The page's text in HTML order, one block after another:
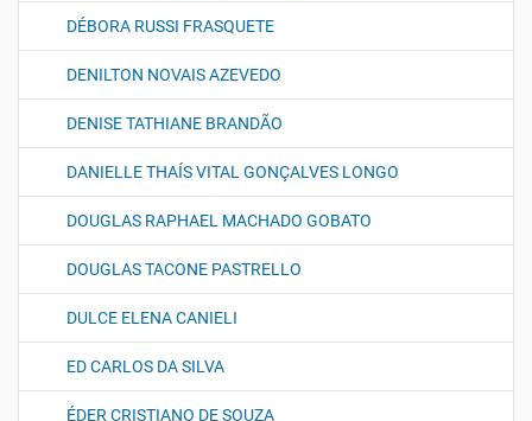
DÉBORA RUSSI FRASQUETE
DENILTON NOVAIS AZEVEDO
DENISE TATHIANE BRANDÃO
DANIELLE THAÍS VITAL GONÇALVES LONGO
DOUGLAS RAPHAEL MACHADO GOBATO
DOUGLAS TACONE PASTRELLO
DULCE ELENA CANIELI
ED CARLOS DA SILVA
ÉDER CRISTIANO DE SOUZA